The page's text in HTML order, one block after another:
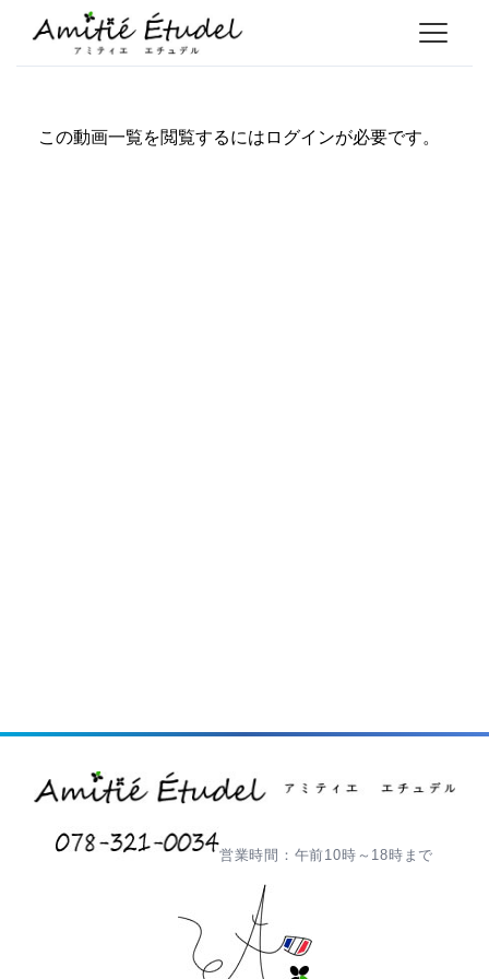
この動画一覧を閲覧するにはログインが必要です。
営業時間：午前10時～18時まで